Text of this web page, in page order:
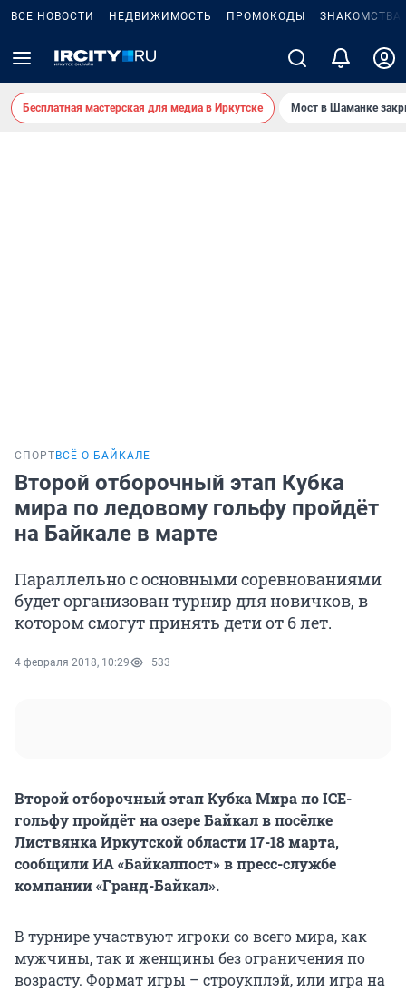
ВСЕ НОВОСТИ НЕДВИЖИМОСТЬ ПРОМОКОДЫ ЗНАКОМСТВА
Бесплатная мастерская для медиа в Иркутске Мост в Шаманке
СПОРТ ВСЁ О БАЙКАЛЕ
Второй отборочный этап Кубка
мира по ледовому гольфу пройдёт
на Байкале в марте
Параллельно с основными соревнованиями
будет организован турнир для новичков, в
котором смогут принять дети от 6 лет.
4 февраля 2018, 10:29 533
Второй отборочный этап Кубка Мира по ICE-
гольфу пройдёт на озере Байкал в посёлке
Листвянка Иркутской области 17-18 марта,
сообщили ИА «Байкалпост» в пресс-службе
компании «Гранд-Байкал».
В турнире участвуют игроки со всего мира, как
мужчины, так и женщины без ограничения по
возрасту. Формат игры – строукплэй, или игра на